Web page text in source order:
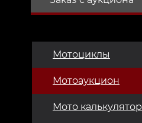
Мотоциклы
Мотоаукцион
Мото калькулятор